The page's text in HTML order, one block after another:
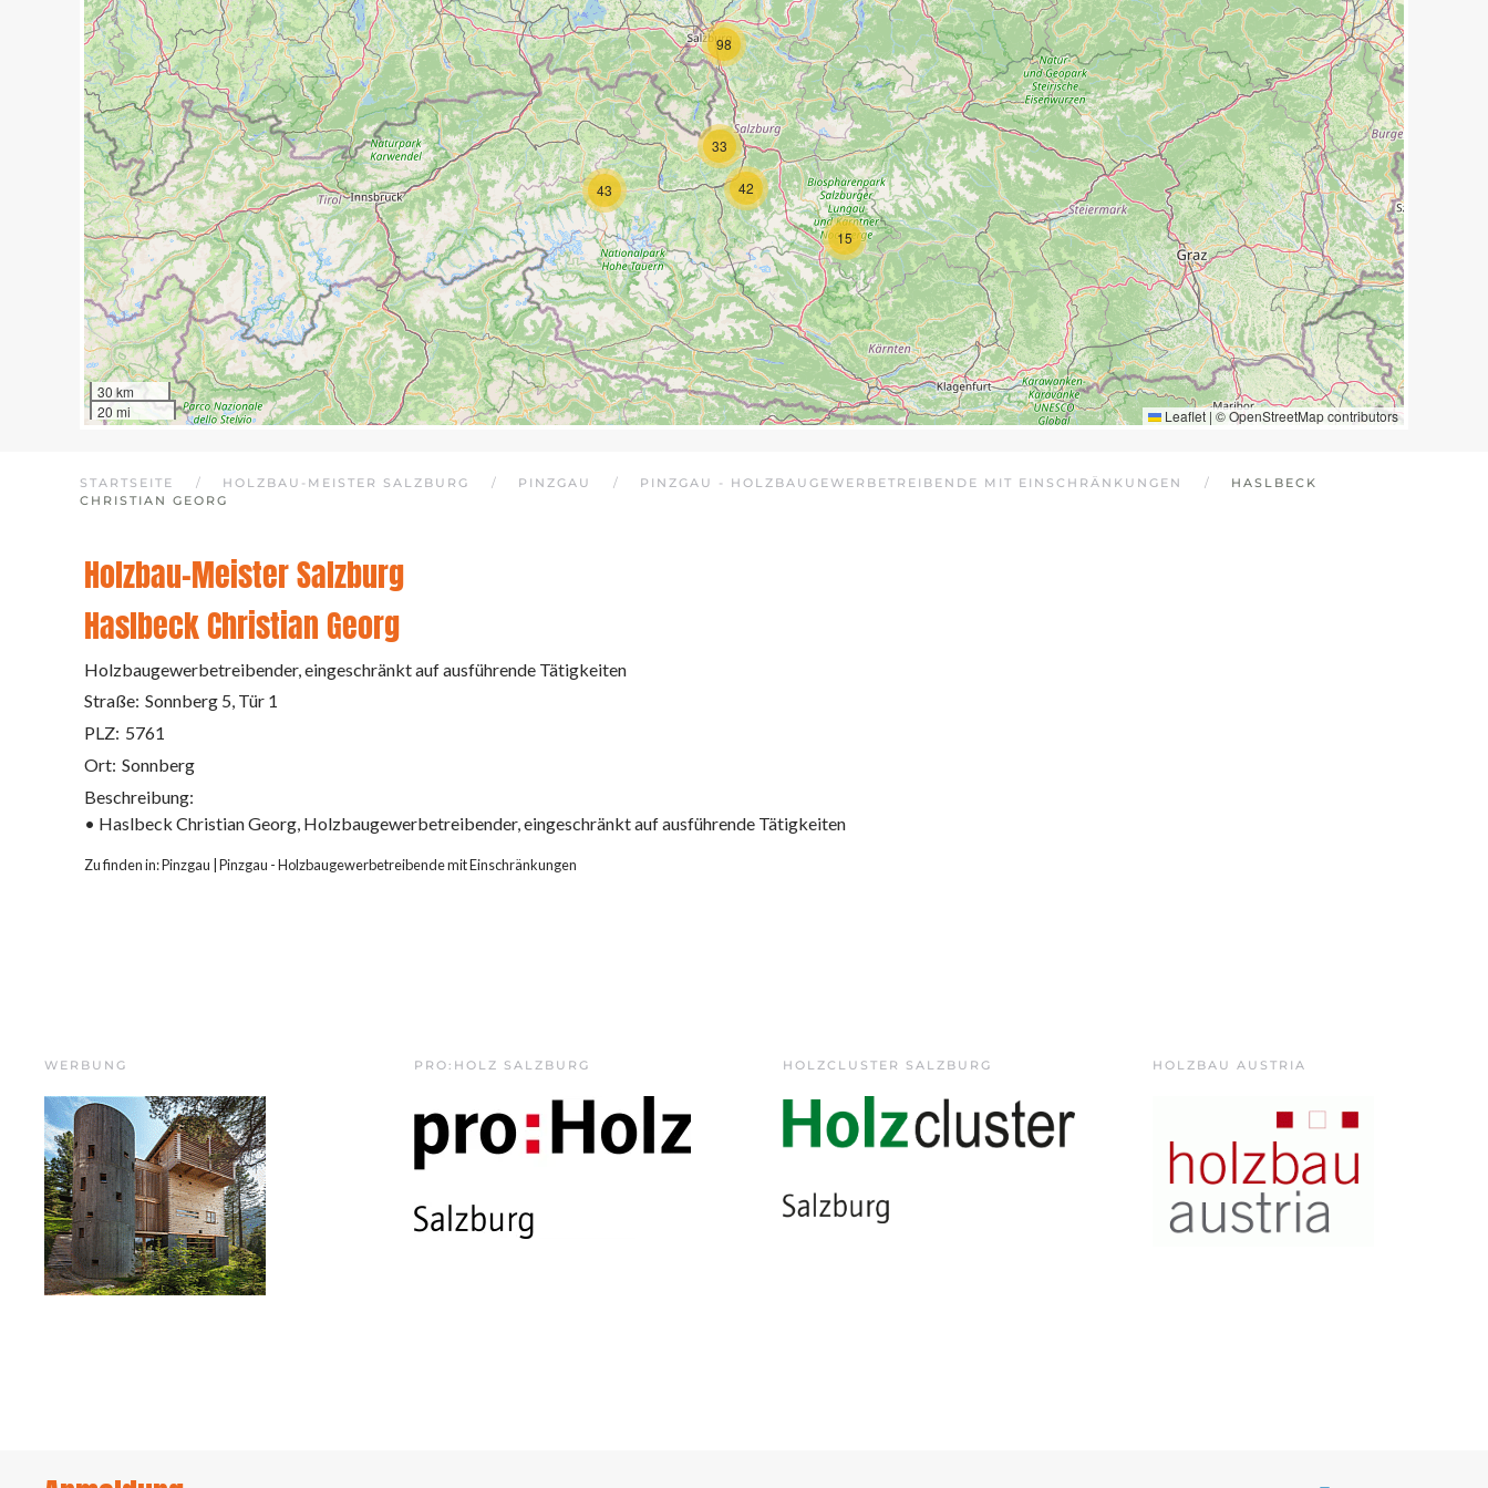
15
33
42
43
98
30 km
20 mi
Leaflet |©OpenStreetMapcontributors
STARTSEITE HOLZBAU-MEISTER SALZBURG PINZGAU PINZGAU - HOLZBAUGEWERBETREIBENDE MIT EINSCHRÄNKUNGEN
HASLBECK
CHRISTIAN GEORG
Holzbau-Meister Salzburg
Haslbeck Christian Georg
Holzbaugewerbetreibender, eingeschränkt auf ausführende Tätigkeiten
Straße: Sonnberg 5, Tür 1
PLZ: 5761
Ort: Sonnberg
Beschreibung:
• Haslbeck Christian Georg, Holzbaugewerbetreibender, eingeschränkt auf ausführende Tätigkeiten
Zu finden in:Pinzgau Pinzgau - Holzbaugewerbetreibende mit Einschränkungen
WERBUNG PRO:HOLZ SALZBURG HOLZCLUSTER SALZBURG HOLZBAU AUSTRIA